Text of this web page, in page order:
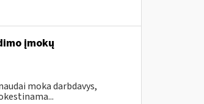
įmokų
moka darbdavys,